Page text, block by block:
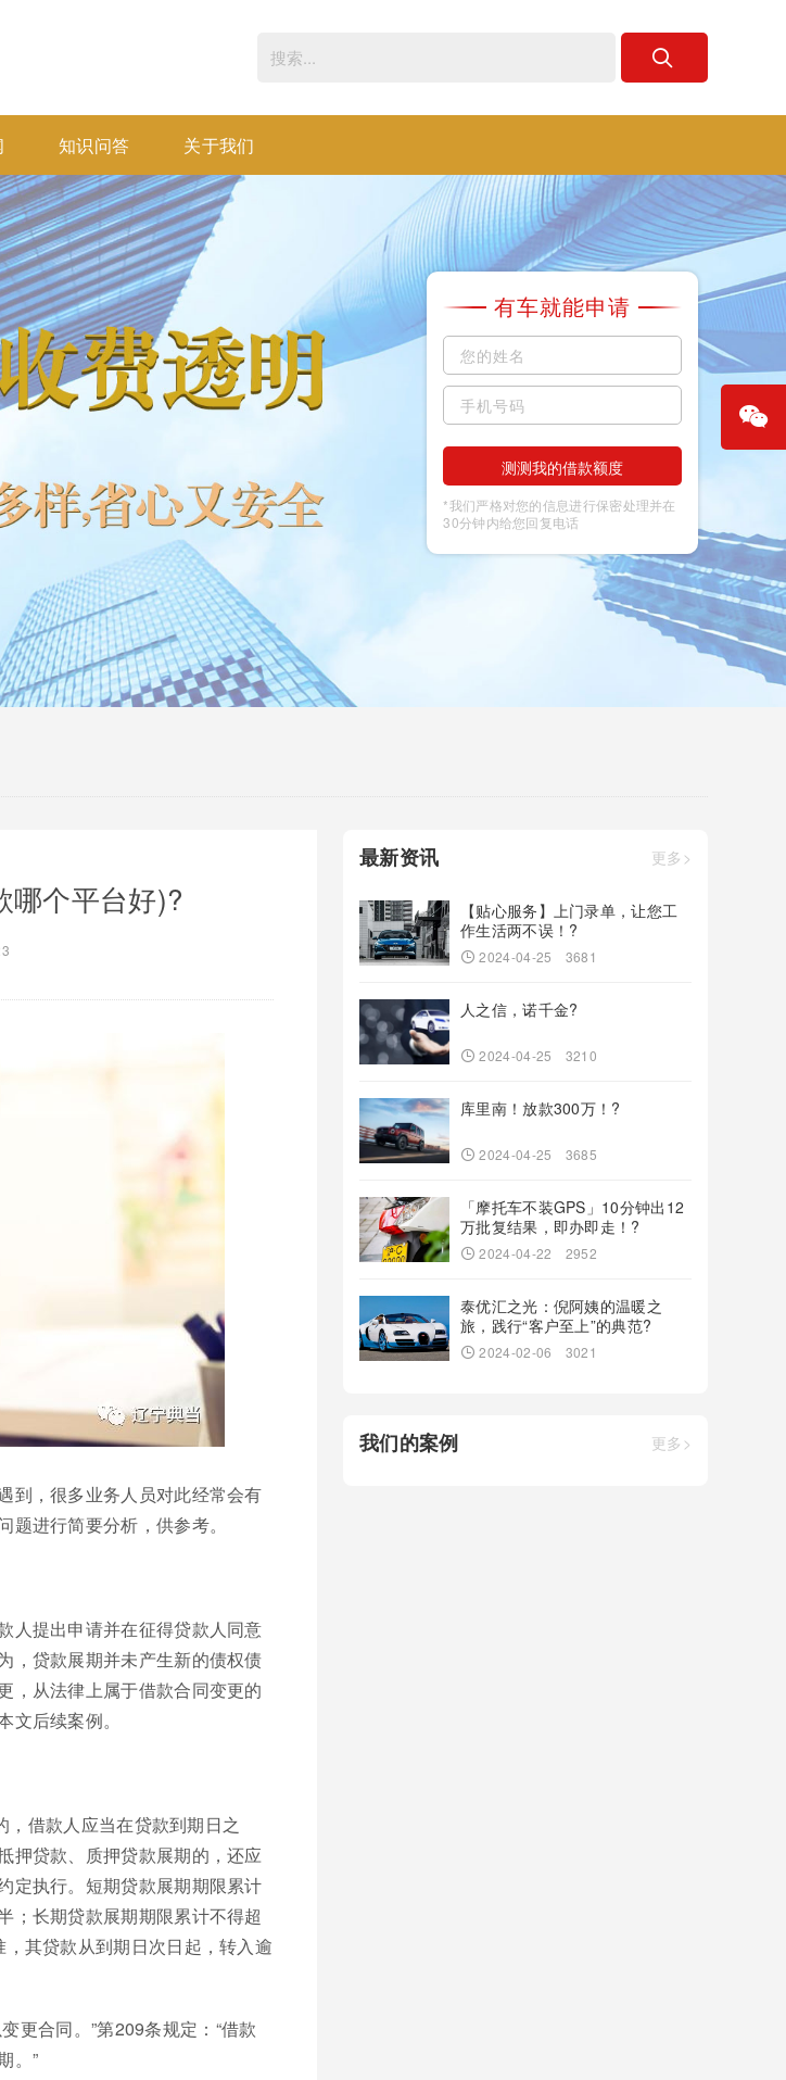
知识问答 关于我们
有车就能申请
测测我的借款额度
*我们严格对您的信息进行保密处理并在
30分钟内给您回复电话
哪个平台好)?
到，很多业务人员对此经常会有
进行简要分析，供参考。
人提出申请并在征得贷款人同意
，贷款展期并未产生新的债权债
，从法律上属于借款合同变更的
后续案例。
借款人应当在贷款到期日之
押贷款、质押贷款展期的，还应
定执行。短期贷款展期期限累计
；长期贷款展期期限累计不得超
其贷款从到期日次日起，转入逾
更合同。”第209条规定：“借款
。”
最新资讯 更多>
【贴心服务】上门录单，让您工
作生活两不误！?
2024-04-25 3681
人之信，诺千金?
2024-04-25 3210
库里南！放款300万！?
2024-04-25 3685
「摩托车不装GPS」10分钟出12
万批复结果，即办即走！?
2024-04-22 2952
泰优汇之光：倪阿姨的温暖之
旅，践行“客户至上”的典范?
2024-02-06 3021
我们的案例 更多>